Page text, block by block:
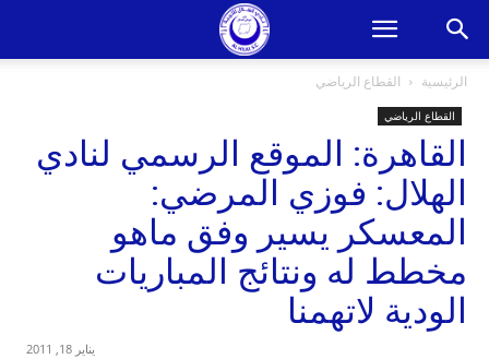
الرئيسية القطاع الرياضي
القطاع الرياضي
القاهرة: الموقع الرسمي لنادي
الهلال: فوزي المرضي:
المعسكر يسير وفق ماهو
مخطط له ونتائج المباريات
الودية لاتهمنا
يناير 18, 2011